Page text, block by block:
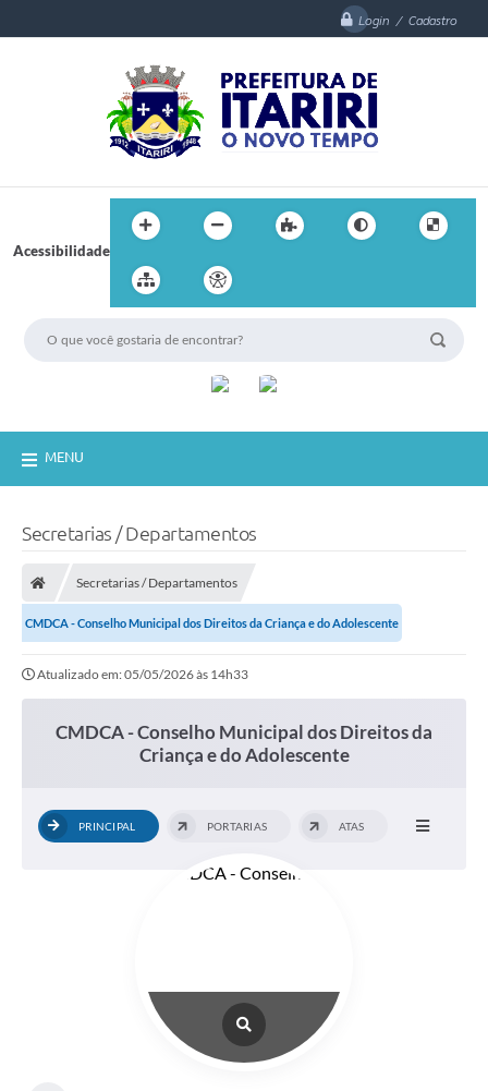
Login / Cadastro
Acessibilidade
MENU
Secretarias / Departamentos
Secretarias / Departamentos
CMDCA - Conselho Municipal dos Direitos da Criança e do Adolescente
Atualizado em: 05/05/2026 às 14h33
CMDCA - Conselho Municipal dos Direitos da
Criança e do Adolescente
PRINCIPAL PORTARIAS ATAS